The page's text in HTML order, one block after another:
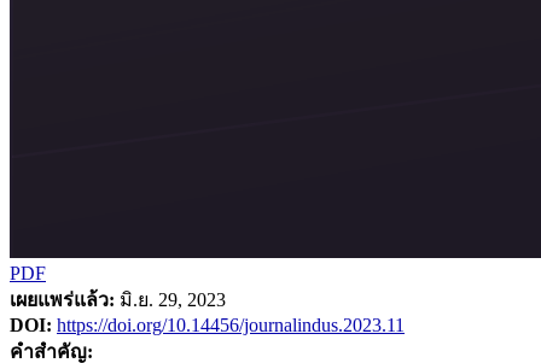
PDF
เผยแพร่แล้ว: มิ.ย. 29, 2023
DOI: https://doi.org/10.14456/journalindus.2023.11
คำสำคัญ: